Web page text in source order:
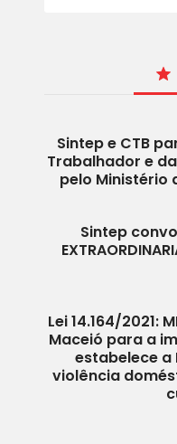
Sintep e CTB
Trabalhador e
pelo Ministério
Sintep
Lei 14.164/2021:
Maceió para a
estabelece a
violência